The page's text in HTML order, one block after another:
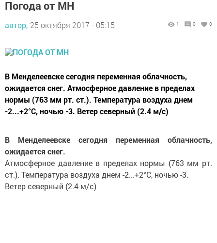
Погода от МН
автор, 25 октября 2017 - 05:15 1 0 0
В Менделеевске сегодня переменная облачность,
ожидается снег. Атмосферное давление в пределах
нормы (763 мм рт. ст.). Температура воздуха днем
-2...+2°C, ночью -3. Ветер северный (2.4 м/с)
В Менделеевске сегодня переменная облачность,
ожидается снег.
Атмосферное давление в пределах нормы (763 мм рт.
ст.). Температура воздуха днем -2...+2°C, ночью -3.
Ветер северный (2.4 м/с)